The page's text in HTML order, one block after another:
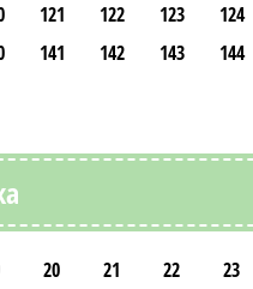
121 122 123 124
141 142 143 144
20 21 22 23